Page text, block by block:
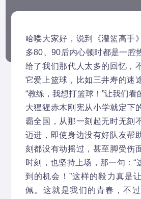
哈喽大家好，说到《灌篮高手
多80、90后内心顿时都是一腔
给了我们那代人太多的回忆，
它爱上篮球，比如三井寿的迷
“教练，我想打篮球！”让我们
大猩猩赤木刚宪从小学就定
霸全国，从那一刻起无时无刻
迈进，即使身边没有好队友帮
刻都没有动摇过，甚至脚受伤
时刻，也坚持上场，那一句：“
到的机会！”这样的毅力真是
佩。这就是我们的青春，不